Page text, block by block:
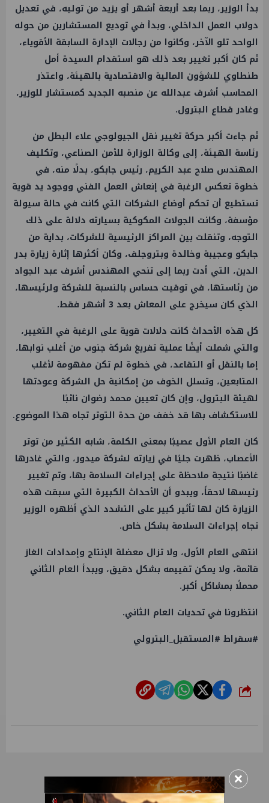
بدأ الوزير، ربما بعد أربعة أشهر أو يزيد من توليه، في تعديل
دولاب العمل الداخلي، وبدأ في توديع المستشارين من حوله
الواحد تلو الآخر، وكانوا من رجالات الإدارة السابقة الأقوياء،
ثم كان أكبر تغيير بعد ذلك هو استقدام السيدة أمل
طنطاوي للشؤون المالية والاقتصادية بالهيئة، واعتذر
المحاسب أشرف عبدالله عن منصبه الجديد كمستشار للوزير،
وغادر قطاع البترول.
ثم جاءت أكبر حركة تغيير نقل الجيولوجي علاء البطل من
رئاسة الهيئة، إلى وكالة الوزارة للأمن الصناعي، وتكليف
المهندس صلاح عبد الكريم، رئيس جابكو، بدلًا منه، في
خطوة تعكس الرغبة في إنعاش العمل الفني ووجود يد قوية
تستطيع أن تحكم أوضاع الشركات التي كانت في حالة سيولة
مؤسفة، وكانت الجولات المكوكية بسيارته دلالة على ذلك
التوجه، وتنقلت بين المراكز الرئيسية للشركات، بداية من
جابكو وعجيبة وخالدة وبتروجلف، وكان أكثرها إثارة زيارة بدر
الدين، التي أدت ربما إلى تنحي المهندس أشرف عبد الجواد
من رئاستها، في توقيت حساس بالنسبة للشركة ولرئيسها،
الذي كان سيخرج على المعاش بعد 3 أشهر فقط.
كل هذه الأحداث كانت دلالات قوية على الرغبة في التغيير،
والتي شملت أيضًا عملية تفريغ شركة جنوب من أغلب نوابها،
إما بالنقل أو التقاعد، في خطوة لم تكن مفهومة لأغلب
المتابعين، وتسلل الخوف من إمكانية حل الشركة وعودتها
لهيئة البترول، وإن كان تعيين محمد رضوان نائبًا
للاستكشاف بها قد خفف من حدة التوتر تجاه هذا الموضوع.
كان العام الأول عصيبًا بمعنى الكلمة، شابه الكثير من توتر
الأعصاب، ظهرت جليًا في زيارته لشركة ميدور، والتي غادرها
غاضبًا نتيجة ملاحظة على إجراءات السلامة بها، وتم تغيير
رئيسها لاحقاً، ويبدو أن الأحداث الكبيرة التي سبقت هذه
الزيارة كان لها تأثير كبير على التشدد الذي أظهره الوزير
تجاه إجراءات السلامة بشكل خاص.
انتهى العام الأول، ولا تزال معضلة الإنتاج وإمدادات الغاز
قائمة، ولا يمكن تقييمه بشكل دقيق، ويبدأ العام الثاني
محملًا بمشاكل أكبر.
انتظرونا في تحديات العام الثاني.
#سقراط #المستقبل_البترولي
شارك
×